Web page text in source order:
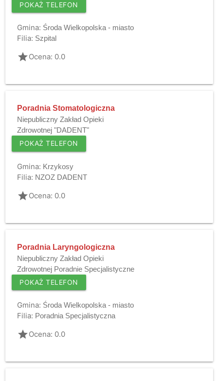
POKAŻ TELEFON
Gmina: Środa Wielkopolska - miasto
Filia: Szpital
gradeOcena: 0.0
Poradnia Stomatologiczna
Niepubliczny Zakład Opieki
Zdrowotnej "DADENT"
POKAŻ TELEFON
Gmina: Krzykosy
Filia: NZOZ DADENT
gradeOcena: 0.0
Poradnia Laryngologiczna
Niepubliczny Zakład Opieki
Zdrowotnej Poradnie Specjalistyczne
POKAŻ TELEFON
Gmina: Środa Wielkopolska - miasto
Filia: Poradnia Specjalistyczna
gradeOcena: 0.0